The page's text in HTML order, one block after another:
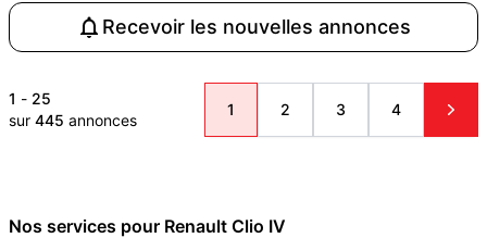
Recevoir les nouvelles annonces
1 - 25
sur 445 annonces
1 2 3 4
Nos services pour Renault Clio IV